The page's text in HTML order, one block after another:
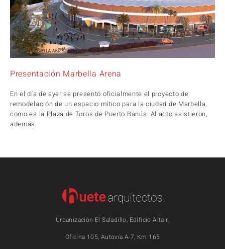
Presentación Marbella Arena
En el día de ayer se presentó oficialmente el proyecto de
remodelación de un espacio mítico para la ciudad de Marbella,
como es la Plaza de Toros de Puerto Banús. Al acto asistieron,
además
Urbanización El Saladillo, Edificio Altair,
Oficina 105, Autovía A-7, Km 165